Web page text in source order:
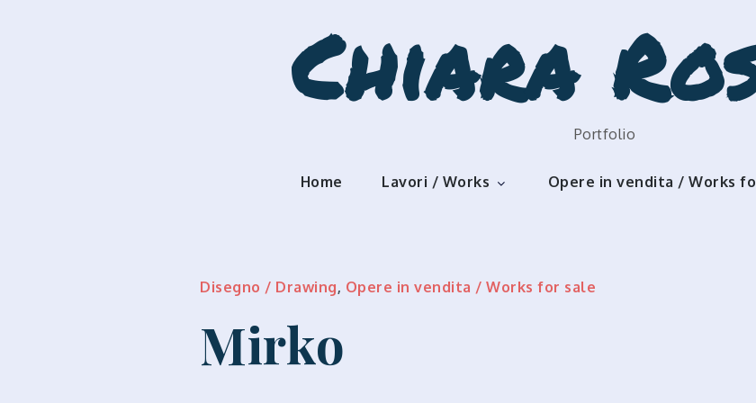
Chiara
Portfolio
Home Lavori / Works Opere in vendita / Works
Disegno / Drawing, Opere in vendita / Works for sale
Mirko